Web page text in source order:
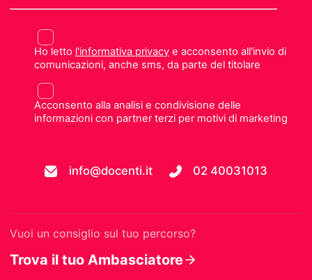
Ho letto l'informativa privacye acconsento all'invio di
comunicazioni, anche sms, da parte del titolare
Acconsento alla analisi e condivisione delle
informazioni con partner terzi per motivi di marketing
info@docenti.it 02 40031013
Vuoi un consiglio sul tuo percorso?
Trova il tuo Ambasciatore